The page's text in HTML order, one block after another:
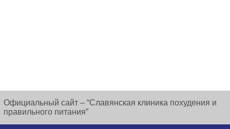
Официальный сайт – “Славянская клиника похудения и
правильного питания”